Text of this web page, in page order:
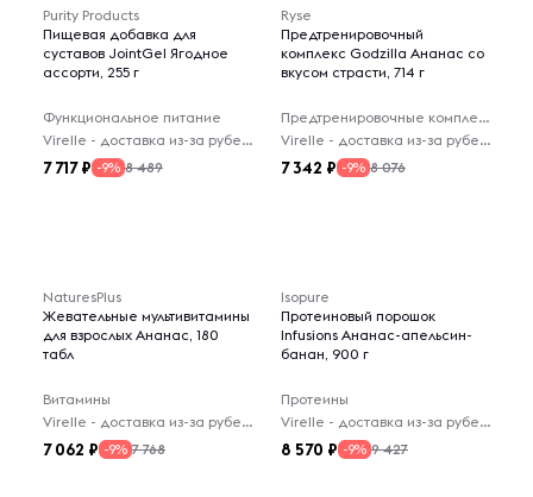
Purity Products
Пищевая добавка для
суставов JointGel Ягодное
ассорти, 255 г
Функциональное питание
Virelle - доставка из-за рубежа
7 717 -9% 8 489
Ryse
Предтренировочный
комплекс Godzilla Ананас со
вкусом страсти, 714 г
Предтренировочные комплексы
Virelle - доставка из-за рубежа
7 342 -9% 8 076
NaturesPlus
Жевательные мультивитамины
для взрослых Ананас, 180
табл
Витамины
Virelle - доставка из-за рубежа
7 062 -9% 7 768
Isopure
Протеиновый порошок
Infusions Ананас-апельсин-
банан, 900 г
Протеины
Virelle - доставка из-за рубежа
8 570 -9% 9 427